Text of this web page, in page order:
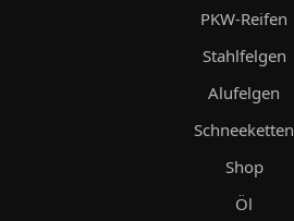
PKW-Reifen
Stahlfelgen
Alufelgen
Schneeketten
Shop
Öl